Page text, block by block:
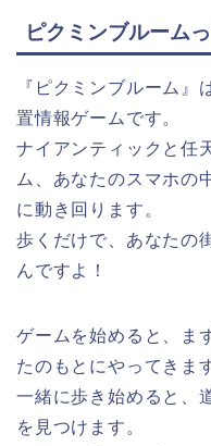
ピクミンブルーム
『ピクミンブルーム』
置情報ゲームです。
ナイアンティックと任
ム、あなたのスマホの
に動き回ります。
歩くだけで、あなたの
んですよ！
ゲームを始めると、ま
たのもとにやってきま
一緒に歩き始めると、
を見つけます。